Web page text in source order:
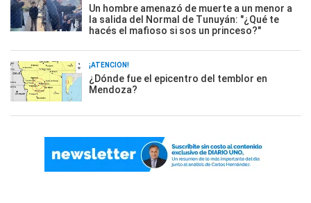
Un hombre amenazó de muerte a un menor a
la salida del Normal de Tunuyán: "¿Qué te
hacés el mafioso si sos un princeso?"
¡ATENCIÓN!
¿Dónde fue el epicentro del temblor en
Mendoza?